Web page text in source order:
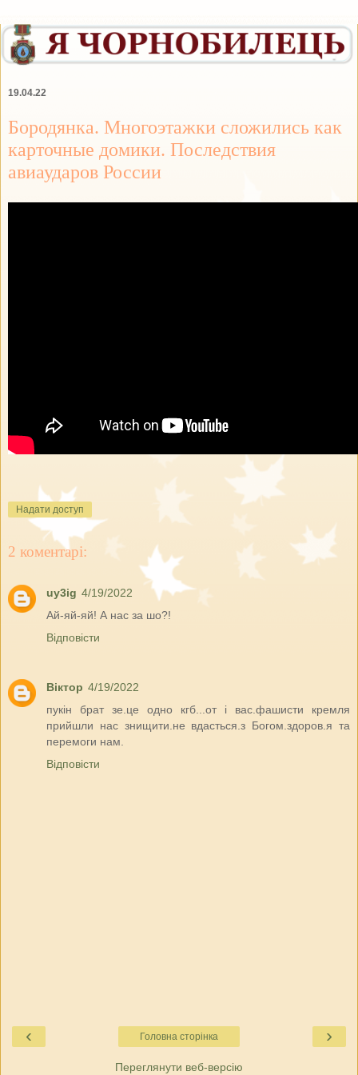
19.04.22
Бородянка. Многоэтажки сложились как
карточные домики. Последствия
авиаударов России
Надати доступ
2 коментарі:
uy3ig 4/19/2022
Ай-яй-яй! А нас за шо?!
Відповісти
Віктор 4/19/2022
пукін брат зе.це одно кгб...от і вас.фашисти кремля
прийшли нас знищити.не вдасться.з Богом.здоров.я та
перемоги нам.
Відповісти
‹ ›
Головна сторінка
Переглянути веб-версію